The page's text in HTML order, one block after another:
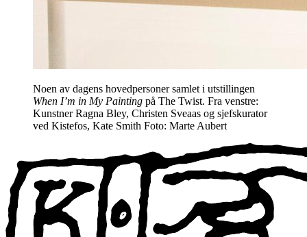
Noen av dagens hovedpersoner samlet i utstillingen
When I’m in My Painting på The Twist. Fra venstre:
Kunstner Ragna Bley, Christen Sveaas og sjefskurator
ved Kistefos, Kate Smith Foto: Marte Aubert